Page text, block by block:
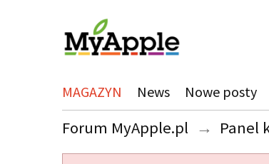
MAGAZYN News Nowe posty
Forum MyApple.pl → Panel